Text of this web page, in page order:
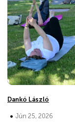
Dankó László
• Jún 25, 2026